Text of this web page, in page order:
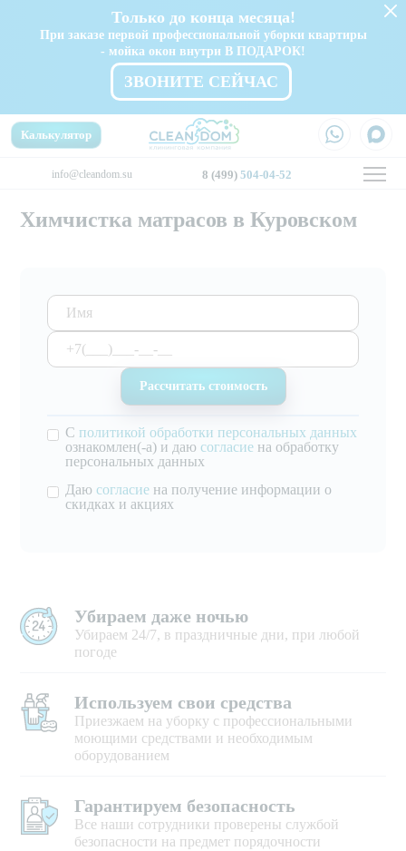
Только до конца месяца!
При заказе первой профессиональной уборки квартиры
- мойка окон внутри В ПОДАРОК!
ЗВОНИТЕ СЕЙЧАС
info@cleandom.su 8 (499) 504-04-52
Калькулятор
Химчистка матрасов в Куровском
С политикой обработки персональных данных
ознакомлен(-а) и даю согласие на обработку
персональных данных
Даю согласие на получение информации о
скидках и акциях
Убираем даже ночью
Убираем 24/7, в праздничные дни, при любой
погоде
Используем свои средства
Приезжаем на уборку с профессиональными
моющими средствами и необходимым
оборудованием
Гарантируем безопасность
Все наши сотрудники проверены службой
безопасности на предмет порядочности